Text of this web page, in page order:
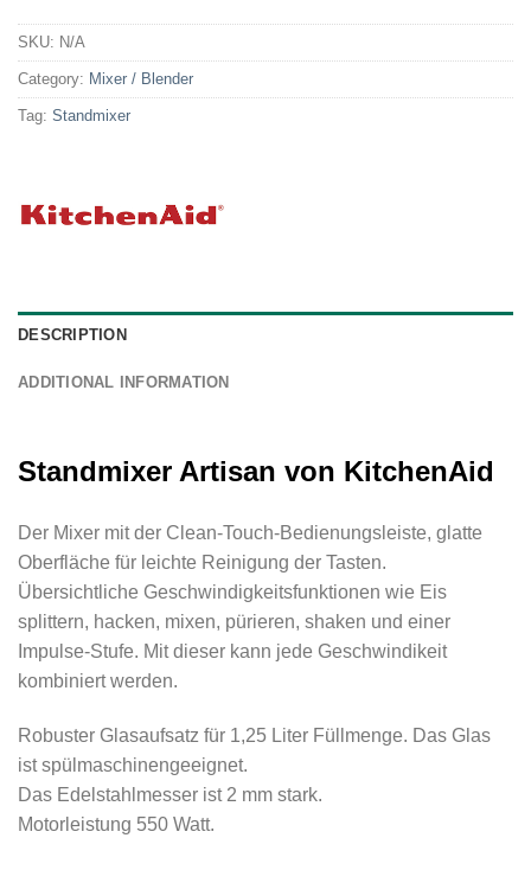
SKU: N/A
Category: Mixer / Blender
Tag: Standmixer
DESCRIPTION
ADDITIONAL INFORMATION
Standmixer Artisan von KitchenAid
Der Mixer mit der Clean-Touch-Bedienungsleiste, glatte
Oberfläche für leichte Reinigung der Tasten.
Übersichtliche Geschwindigkeitsfunktionen wie Eis
splittern, hacken, mixen, pürieren, shaken und einer
Impulse-Stufe. Mit dieser kann jede Geschwindikeit
kombiniert werden.
Robuster Glasaufsatz für 1,25 Liter Füllmenge. Das Glas
ist spülmaschinengeeignet.
Das Edelstahlmesser ist 2 mm stark.
Motorleistung 550 Watt.